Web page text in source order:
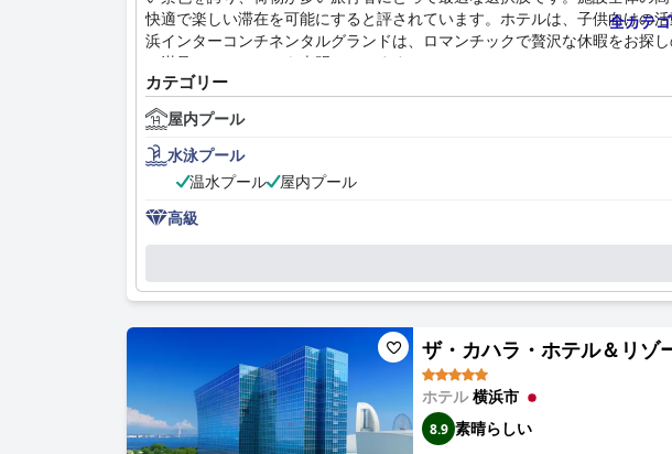
快適で楽しい滞在を可能にすると評されています。ホテルは、子供向けの
浜インターコンチネンタルグランドは、ロマンチックで贅沢な休暇をお探
に満足していることを表明しています。
全カテ
カテゴリー
屋内プール
水泳プール
温水プール
屋内プール
高級
ザ・カハラ・ホテル＆リ
ホテル横浜市
8.9 素晴らしい